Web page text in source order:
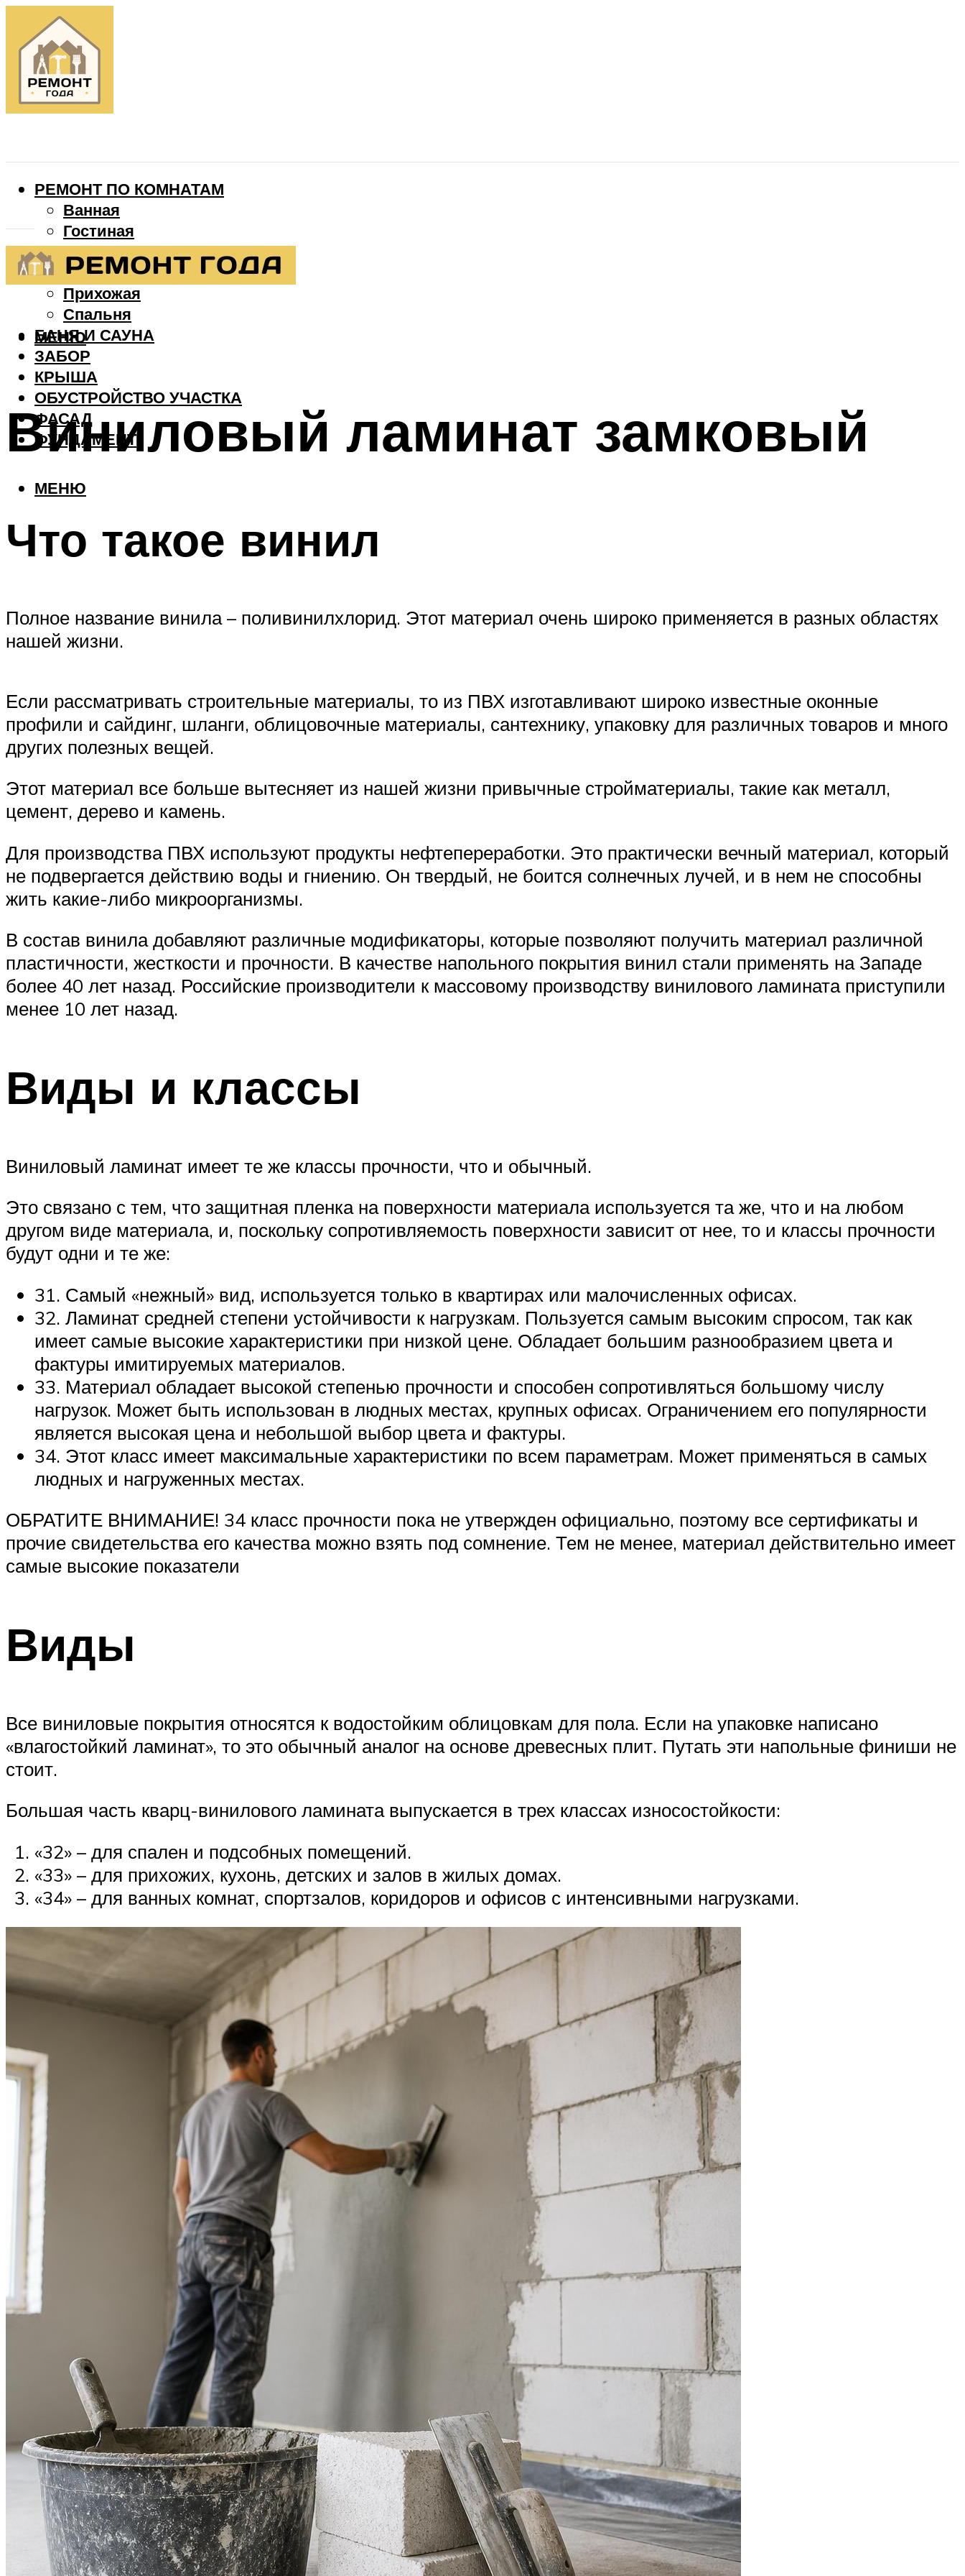
РЕМОНТ ПО КОМНАТАМ
Ванная
Гостиная
Детская
Кухня
Прихожая
Спальня
БАНЯ И САУНА
ЗАБОР
КРЫША
ОБУСТРОЙСТВО УЧАСТКА
ФАСАД
ФУНДАМЕНТ
МЕНЮ
МЕНЮ
Виниловый ламинат замковый
Что такое винил
Полное название винила – поливинилхлорид. Этот материал очень широко применяется в разных областях
нашей жизни.
Если рассматривать строительные материалы, то из ПВХ изготавливают широко известные оконные
профили и сайдинг, шланги, облицовочные материалы, сантехнику, упаковку для различных товаров и много
других полезных вещей.
Этот материал все больше вытесняет из нашей жизни привычные стройматериалы, такие как металл,
цемент, дерево и камень.
Для производства ПВХ используют продукты нефтепереработки. Это практически вечный материал, который
не подвергается действию воды и гниению. Он твердый, не боится солнечных лучей, и в нем не способны
жить какие-либо микроорганизмы.
В состав винила добавляют различные модификаторы, которые позволяют получить материал различной
пластичности, жесткости и прочности. В качестве напольного покрытия винил стали применять на Западе
более 40 лет назад. Российские производители к массовому производству винилового ламината приступили
менее 10 лет назад.
Виды и классы
Виниловый ламинат имеет те же классы прочности, что и обычный.
Это связано с тем, что защитная пленка на поверхности материала используется та же, что и на любом
другом виде материала, и, поскольку сопротивляемость поверхности зависит от нее, то и классы прочности
будут одни и те же:
31. Самый «нежный» вид, используется только в квартирах или малочисленных офисах.
32. Ламинат средней степени устойчивости к нагрузкам. Пользуется самым высоким спросом, так как
имеет самые высокие характеристики при низкой цене. Обладает большим разнообразием цвета и
фактуры имитируемых материалов.
33. Материал обладает высокой степенью прочности и способен сопротивляться большому числу
нагрузок. Может быть использован в людных местах, крупных офисах. Ограничением его популярности
является высокая цена и небольшой выбор цвета и фактуры.
34. Этот класс имеет максимальные характеристики по всем параметрам. Может применяться в самых
людных и нагруженных местах.
ОБРАТИТЕ ВНИМАНИЕ! 34 класс прочности пока не утвержден официально, поэтому все сертификаты и
прочие свидетельства его качества можно взять под сомнение. Тем не менее, материал действительно имеет
самые высокие показатели
Виды
Все виниловые покрытия относятся к водостойким облицовкам для пола. Если на упаковке написано
«влагостойкий ламинат», то это обычный аналог на основе древесных плит. Путать эти напольные финиши не
стоит.
Большая часть кварц-винилового ламината выпускается в трех классах износостойкости:
«32» – для спален и подсобных помещений.
«33» – для прихожих, кухонь, детских и залов в жилых домах.
«34» – для ванных комнат, спортзалов, коридоров и офисов с интенсивными нагрузками.